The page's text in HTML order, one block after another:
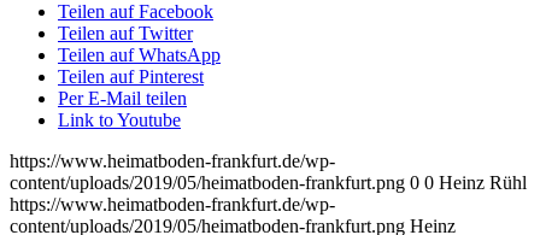
Teilen auf Facebook
Teilen auf Twitter
Teilen auf WhatsApp
Teilen auf Pinterest
Per E-Mail teilen
Link to Youtube
https://www.heimatboden-frankfurt.de/wp-
content/uploads/2019/05/heimatboden-frankfurt.png 0 0 Heinz Rühl
https://www.heimatboden-frankfurt.de/wp-
content/uploads/2019/05/heimatboden-frankfurt.png Heinz